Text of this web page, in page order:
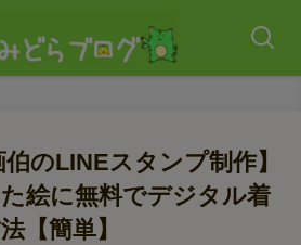
伯のLINEスタンプ制作】
絵に無料でデジタル着
【簡単】